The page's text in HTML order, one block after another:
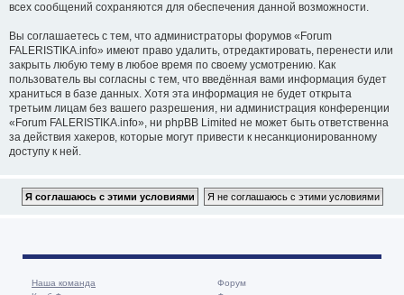
всех сообщений сохраняются для обеспечения данной возможности.
Вы соглашаетесь с тем, что администраторы форумов «Forum
FALERISTIKA.info» имеют право удалить, отредактировать, перенести или
закрыть любую тему в любое время по своему усмотрению. Как
пользователь вы согласны с тем, что введённая вами информация будет
храниться в базе данных. Хотя эта информация не будет открыта
третьим лицам без вашего разрешения, ни администрация конференции
«Forum FALERISTIKA.info», ни phpBB Limited не может быть ответственна
за действия хакеров, которые могут привести к несанкционированному
доступу к ней.
Наша команда
Форум